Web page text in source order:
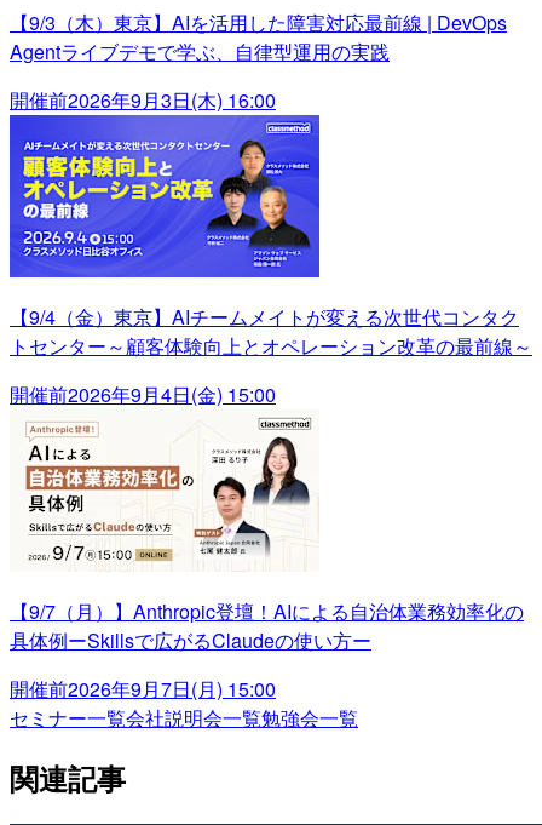
【9/3（木）東京】AIを活用した障害対応最前線 | DevOps
Agentライブデモで学ぶ、自律型運用の実践
開催前2026年9月3日(木) 16:00
【9/4（金）東京】AIチームメイトが変える次世代コンタク
トセンター～顧客体験向上とオペレーション改革の最前線～
開催前2026年9月4日(金) 15:00
【9/7（月）】Anthropic登壇！AIによる自治体業務効率化の
具体例ーSkillsで広がるClaudeの使い方ー
開催前2026年9月7日(月) 15:00
セミナー一覧会社説明会一覧勉強会一覧
関連記事